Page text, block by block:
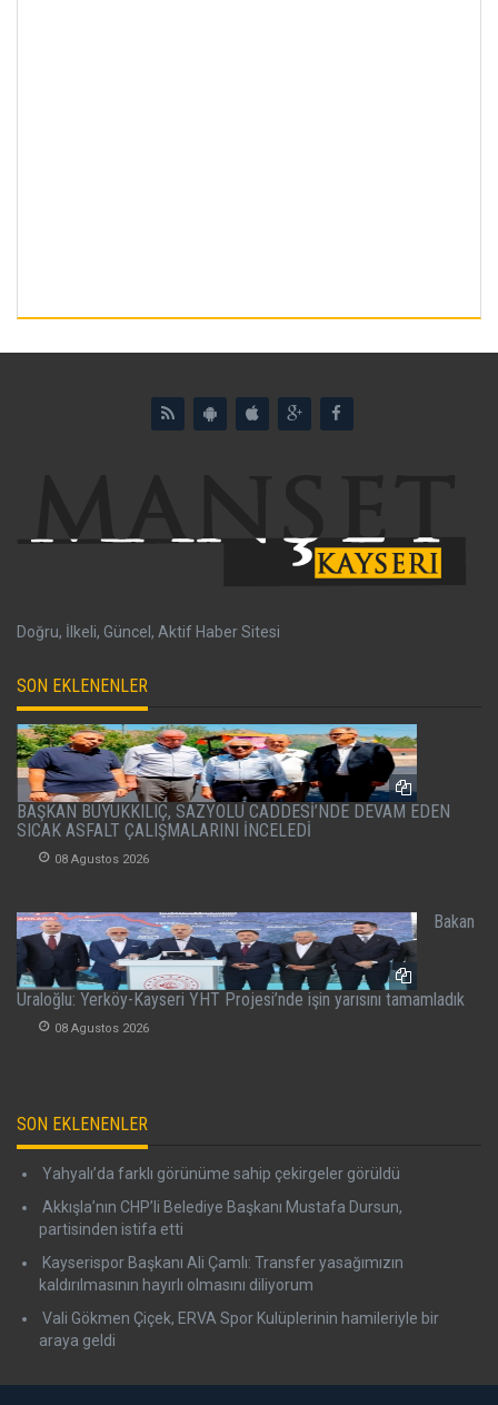
Doğru, İlkeli, Güncel, Aktif Haber Sitesi
SON EKLENENLER
BAŞKAN BÜYÜKKILIÇ, SAZYOLU CADDESİ’NDE DEVAM EDEN
SICAK ASFALT ÇALIŞMALARINI İNCELEDİ
08 Agustos 2026
Bakan
Uraloğlu: Yerköy-Kayseri YHT Projesi’nde işin yarısını tamamladık
08 Agustos 2026
SON EKLENENLER
Yahyalı’da farklı görünüme sahip çekirgeler görüldü
Akkışla’nın CHP’li Belediye Başkanı Mustafa Dursun,
partisinden istifa etti
Kayserispor Başkanı Ali Çamlı: Transfer yasağımızın
kaldırılmasının hayırlı olmasını diliyorum
Vali Gökmen Çiçek, ERVA Spor Kulüplerinin hamileriyle bir
araya geldi